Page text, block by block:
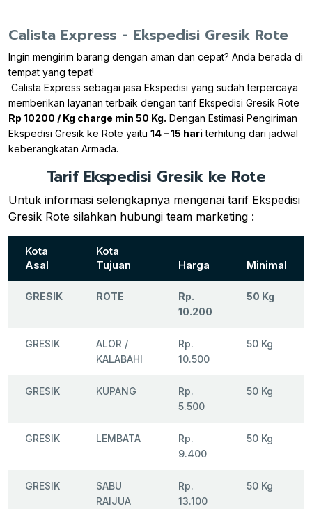
Calista Express - Ekspedisi Gresik Rote
Ingin mengirim barang dengan aman dan cepat? Anda berada di
tempat yang tepat!
Calista Express sebagai jasa Ekspedisi yang sudah terpercaya
memberikan layanan terbaik dengan tarif Ekspedisi Gresik Rote
Rp 10200 / Kg charge min 50 Kg. Dengan Estimasi Pengiriman
Ekspedisi Gresik ke Rote yaitu 14 – 15 hari terhitung dari jadwal
keberangkatan Armada.
Tarif Ekspedisi Gresik ke Rote
Untuk informasi selengkapnya mengenai tarif Ekspedisi
Gresik Rote silahkan hubungi team marketing :
Kota
Asal
Kota
Tujuan
Harga Minimal
GRESIK ROTE
Rp.
10.200
50 Kg
GRESIK
ALOR /
KALABAHI
Rp.
10.500
50 Kg
GRESIK KUPANG
Rp.
5.500
50 Kg
GRESIK LEMBATA
Rp.
9.400
50 Kg
GRESIK
SABU
RAIJUA
Rp.
13.100
50 Kg